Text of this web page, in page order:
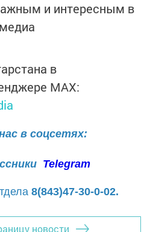
и интересным в
в
MАХ:
в соцсетях:
Telegram
8(843)47-30-0-02.
новости